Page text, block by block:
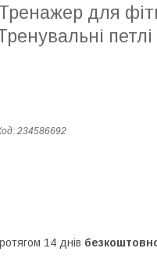
Тренажер для
234586692
14 днів